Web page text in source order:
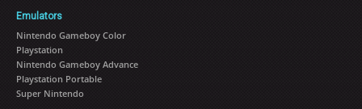
Emulators
Nintendo Gameboy Color
Playstation
Nintendo Gameboy Advance
Playstation Portable
Super Nintendo